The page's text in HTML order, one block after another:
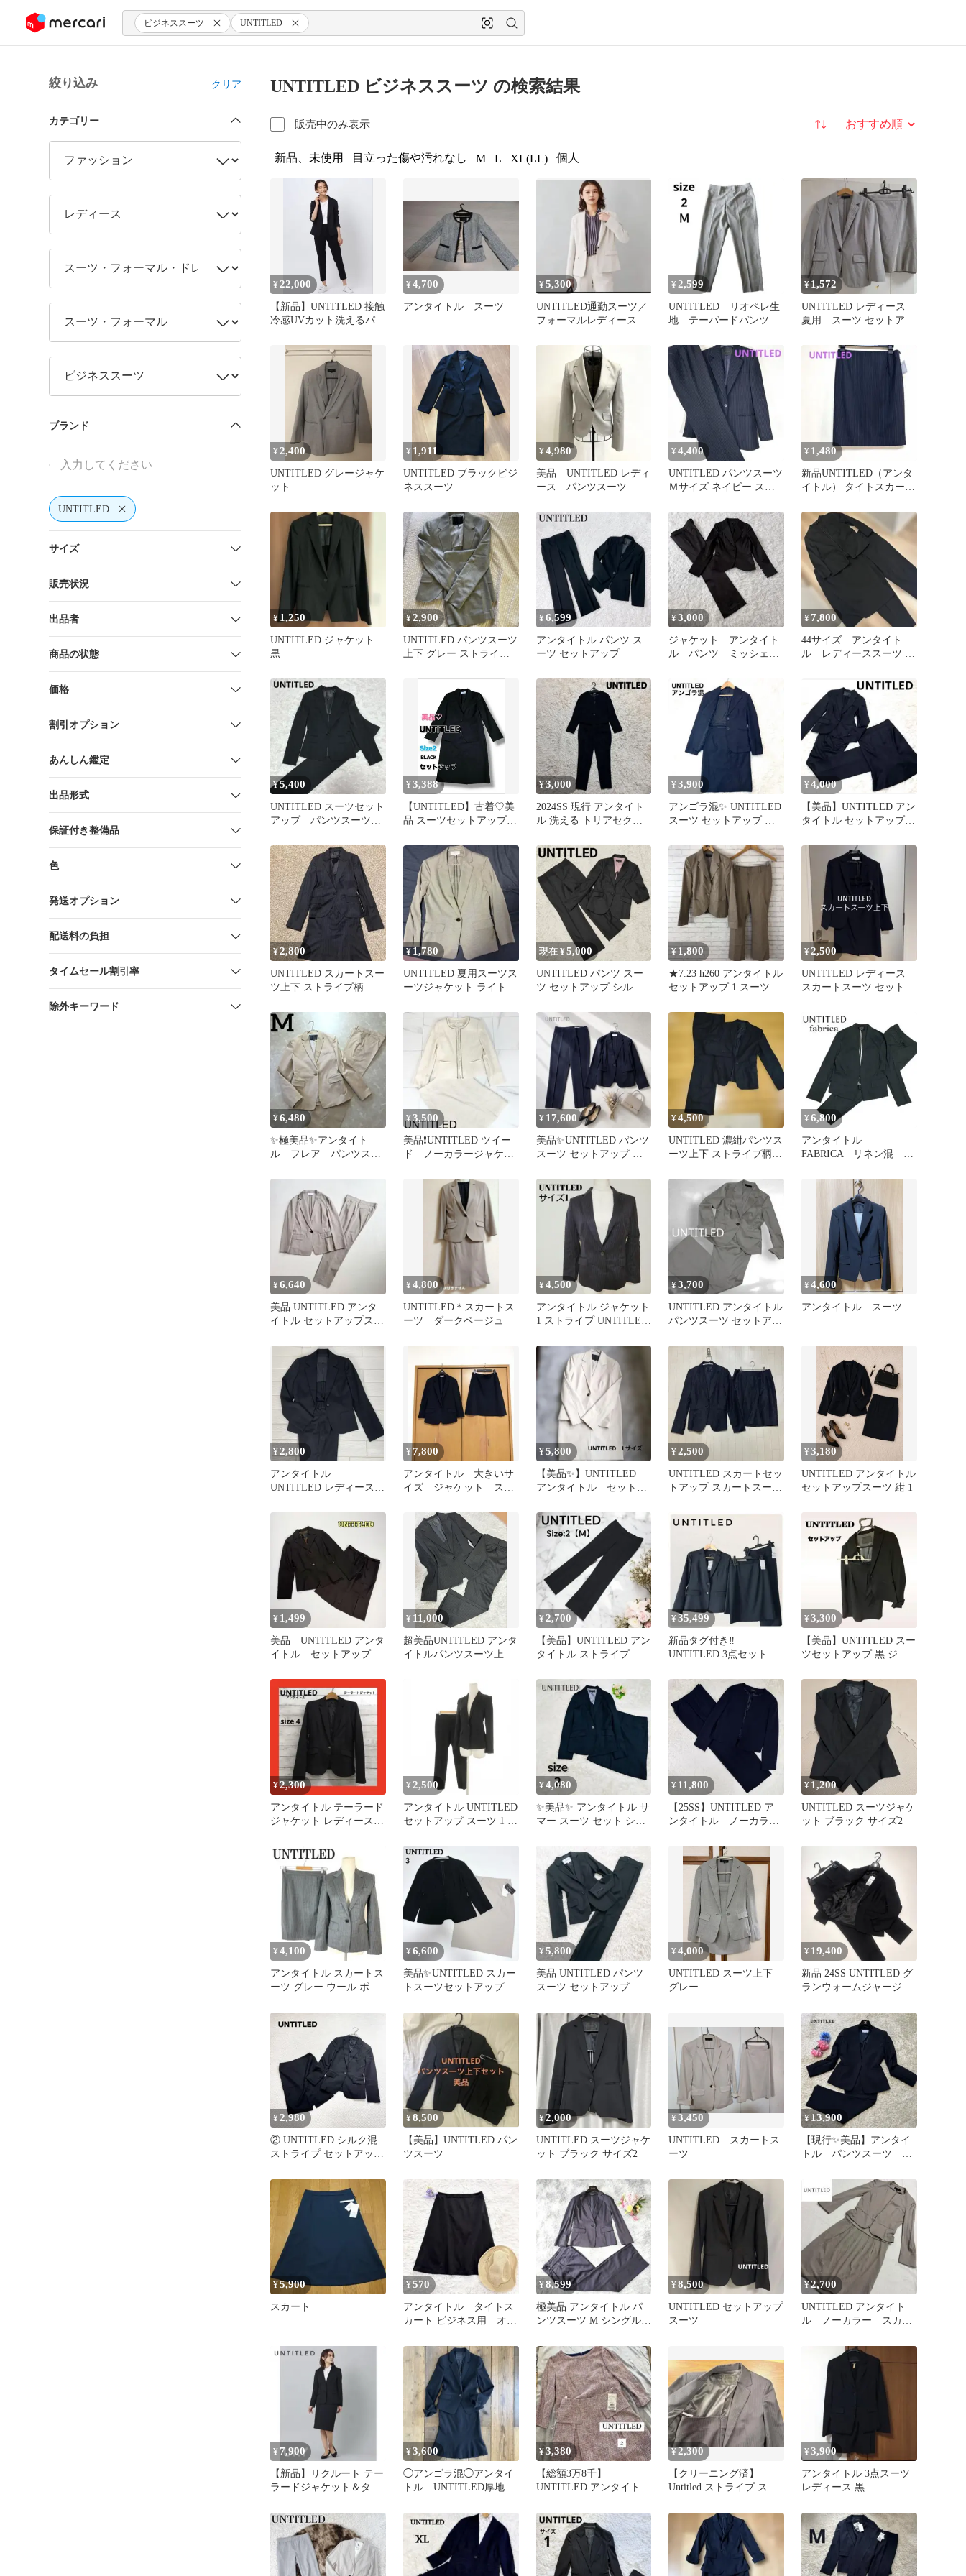
ツにスキップ ビジネススーツ UNTITLED
絞り込み クリア
カテゴリー
ブランド
UNTITLED
サイズ
販売状況
出品者
商品の状態
価格
割引オプション
あんしん鑑定
出品形式
保証付き整備品
色
発送オプション
配送料の負担
タイムセール割引率
除外キーワード
UNTITLED ビジネススーツ の検索結果
販売中のみ表示 並び替え
新品、未使用 目立った傷や汚れなし M L XL(LL) 個人
¥ 22,000
【新品】UNTITLED 接触
冷感UVカット洗えるパン
¥4,700
アンタイトル スーツ
¥5,300
UNTITLED通勤スーツ／
フォーマルレディース ビ
リ42
¥ 2,599
UNTITLED リオペレ生
地 テーパードパンツ
薄手
¥1,572
UNTITLED レディース
夏用 スーツ セットアッ
ツ
¥ 2,400
UNTITLED グレージャケ
ット
¥ 1,911
UNTITLED ブラックビジ
ネススーツ
¥4,980
美品 UNTITLED レディ
ース パンツスーツ
¥4,400
UNTITLED パンツスーツ
Ｍサイズ ネイビー スト
¥ 1,480
新品UNTITLED（アンタ
イトル） タイトスカート
イズ
¥ 1,250
UNTITLED ジャケット
黒
¥2,900
UNTITLED パンツスーツ
上下 グレー ストライ
¥6,599
アンタイトル パンツ ス
ーツ セットアップ
¥3,000
ジャケット アンタイト
ル パンツ ミッシェ
アップ ブラック
¥ 7,800
44サイズ アンタイト
ル レディーススーツ ３
¥5,400
UNTITLED スーツセット
アップ パンツスーツ
¥3,388
【UNTITLED】古着♡美
品 スーツセットアップ
¥3,000
2024SS 現行 アンタイト
ル 洗える トリアセクロ
¥ 3,900
アンゴラ混✨ UNTITLED
スーツ セットアップ ス
¥4,000
【美品】UNTITLED アン
タイトル セットアップ 3
¥2,800
UNTITLED スカートスー
ツ上下 ストライプ柄 ブ
¥ 1,780
UNTITLED 夏用スーツス
ーツジャケット ライトグ
現在 ¥5,000
UNTITLED パンツ スー
ツ セットアップ シルク
¥ 1,800
★7.23 h260 アンタイトル
セットアップ 1 スーツ
¥2,500
UNTITLED レディース
スカートスーツ セットア
¥6,480
✨極美品✨アンタイト
ル フレア パンツスー
ジュ M 総裏
¥3,500
美品❗️UNTITLED ツイー
ド ノーカラージャケッ
ップ
¥ 17,600
美品✨UNTITLED パンツ
スーツ セットアップ ネ
¥4,500
UNTITLED 濃紺パンツス
ーツ上下 ストライプ柄
¥ 6,800
アンタイトル
FABRICA リネン混 ノ
ツ セットアップ
¥6,640
美品 UNTITLED アンタ
イトル セットアップスー
¥4,800
UNTITLED＊スカートス
ーツ ダークベージュ
¥4,500
アンタイトル ジャケット
1 ストライプ UNTITLED
¥3,700
UNTITLED アンタイトル
パンツスーツ セットアッ
¥4,600
アンタイトル スーツ
¥2,800
アンタイトル
UNTITLED レディース
ブラック
¥7,800
アンタイトル 大きいサ
イズ ジャケット スカ
¥5,800
【美品✨】UNTITLED
アンタイトル セットア
¥2,500
UNTITLED スカートセッ
トアップ スカートスーツ
¥3,180
UNTITLED アンタイトル
セットアップスーツ 紺 1
¥ 1,499
美品 UNTITLED アンタ
イトル セットアップ
カート
¥ 11,000
超美品UNTITLED アンタ
イトルパンツスーツ上下
¥2,700
【美品】UNTITLED アン
タイトル ストライプ パ
¥35,499
新品タグ付き‼
UNTITLED 3点セットス
ト パンツ М
¥3,300
【美品】UNTITLED スー
ツセットアップ 黒 ジャ
¥2,300
アンタイトル テーラード
ジャケット レディース
¥ 2,500
アンタイトル UNTITLED
セットアップ スーツ 1 黒
イプ 長袖 テーラードカ
ラー /CK28 ■ECD005
¥4,080
✨美品✨ アンタイトル サ
マー スーツ セット シル
¥ 11,800
【25SS】UNTITLED ア
ンタイトル ノーカラ
ーツ
¥ 1,200
UNTITLED スーツジャケ
ット ブラック サイズ2
¥ 4,100
アンタイトル スカートス
ーツ グレー ウール ポリ
¥6,600
美品✨UNTITLED スカー
トスーツセットアップ 黒
当
¥5,800
美品 UNTITLED パンツ
スーツ セットアップ
¥4,000
UNTITLED スーツ上下
グレー
¥ 19,400
新品 24SS UNTITLED グ
ランウォームジャージ セ
¥2,980
② UNTITLED シルク混
ストライプ セットアップ
¥8,500
【美品】UNTITLED パン
ツスーツ
¥2,000
UNTITLED スーツジャケ
ット ブラック サイズ2
¥3,450
UNTITLED スカートス
ーツ
¥ 13,900
【現行✨美品】アンタイ
トル パンツスーツ ノ
ラック L相当
¥5,900
スカート
¥570
アンタイトル タイトス
カート ビジネス用 オフ
ク 1
¥8,599
極美品 アンタイトル パ
ンツスーツ M シングル
ツ
¥8,500
UNTITLED セットアップ
スーツ
¥2,700
UNTITLED アンタイト
ル ノーカラー スカー
¥ 7,900
【新品】リクルート テー
ラードジャケット＆タイ
ル
¥3,600
◯アンゴラ混◯アンタイ
トル UNTITLED厚地な
ルド
¥3,380
【総額3万8千】
UNTITLED アンタイト
¥2,300
【クリーニング済】
Untitled ストライプ スカ
¥3,900
アンタイトル 3点スーツ
レディース 黒